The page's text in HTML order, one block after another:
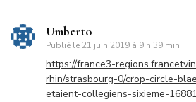
Umberto
Publié le 21 juin 2019 à 9 h 39 min
https://france3-
rhin/strasbourg-0/crop-circle-
etaient-collegiens-sixieme-